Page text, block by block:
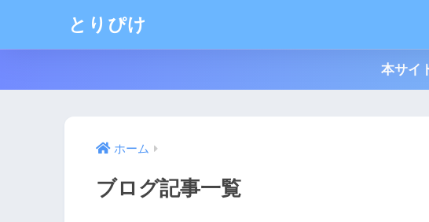
とりぴけ
本サイ
ホーム
ブログ記事一覧